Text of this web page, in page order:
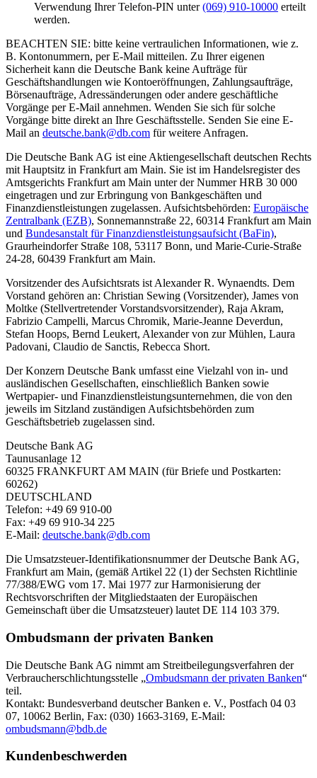
Verwendung Ihrer Telefon-PIN unter(069) 910-10000 erteilt
werden.
BEACHTEN SIE: bitte keine vertraulichen Informationen, wie z.
B. Kontonummern, per E-Mail mitteilen. Zu Ihrer eigenen
Sicherheit kann die Deutsche Bank keine Aufträge für
Geschäftshandlungen wie Kontoeröffnungen, Zahlungsaufträge,
Börsenaufträge, Adressänderungen oder andere geschäftliche
Vorgänge per E-Mail annehmen. Wenden Sie sich für solche
Vorgänge bitte direkt an Ihre Geschäftsstelle. Senden Sie eine E-
Mail an deutsche.bank@db.com für weitere Anfragen.
Die Deutsche Bank AG ist eine Aktiengesellschaft deutschen Rechts
mit Hauptsitz in Frankfurt am Main. Sie ist im Handelsregister des
Amtsgerichts Frankfurt am Main unter der Nummer HRB 30 000
eingetragen und zur Erbringung von Bankgeschäften und
Finanzdienstleistungen zugelassen. Aufsichtsbehörden: Europäische
Zentralbank (EZB), Sonnemannstraße 22, 60314 Frankfurt am Main
und Bundesanstalt für Finanzdienstleistungsaufsicht (BaFin),
Graurheindorfer Straße 108, 53117 Bonn, und Marie-Curie-Straße
24-28, 60439 Frankfurt am Main.
Vorsitzender des Aufsichtsrats ist Alexander R. Wynaendts. Dem
Vorstand gehören an: Christian Sewing (Vor­sitz­ender), James von
Moltke (Stell­ver­tre­ten­der Vor­stands­vor­sitz­ender), Raja Akram,
Fabrizio Campelli, Marcus Chromik, Marie-Jeanne Deverdun,
Stefan Hoops, Bernd Leukert, Alexander von zur Mühlen, Laura
Padovani, Claudio de Sanctis, Rebecca Short.
Der Konzern Deutsche Bank umfasst eine Vielzahl von in- und
ausländischen Gesellschaften, einschließlich Banken sowie
Wertpapier- und Finanzdienstleistungsunternehmen, die von den
jeweils im Sitzland zuständigen Aufsichtsbehörden zum
Geschäftsbetrieb zugelassen sind.
Deutsche Bank AG
Taunusanlage 12
60325 FRANKFURT AM MAIN (für Briefe und Postkarten:
60262)
DEUTSCHLAND
Telefon: +49 69 910-00
Fax: +49 69 910-34 225
E-Mail: deutsche.bank@db.com
Die Umsatzsteuer-Identifikationsnummer der Deutsche Bank AG,
Frankfurt am Main, (gemäß Artikel 22 (1) der Sechsten Richtlinie
77/388/EWG vom 17. Mai 1977 zur Harmonisierung der
Rechtsvorschriften der Mitgliedstaaten der Europäischen
Gemeinschaft über die Umsatzsteuer) lautet DE 114 103 379.
Ombudsmann der privaten Banken
Die Deutsche Bank AG nimmt am Streitbeilegungsverfahren der
Verbraucherschlichtungsstelle „Ombudsmann der privaten Banken“
teil.
Kontakt: Bundesverband deutscher Banken e. V., Postfach 04 03
07, 10062 Berlin, Fax: (030) 1663-3169, E-Mail:
ombudsmann@bdb.de
Kundenbeschwerden